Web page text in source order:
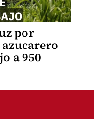
por
a 950